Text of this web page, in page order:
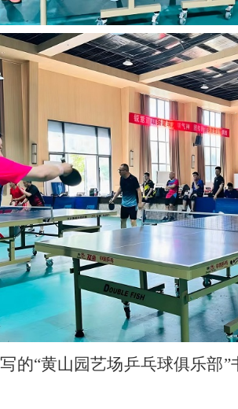
的“黄山园艺场乒乓球俱乐部